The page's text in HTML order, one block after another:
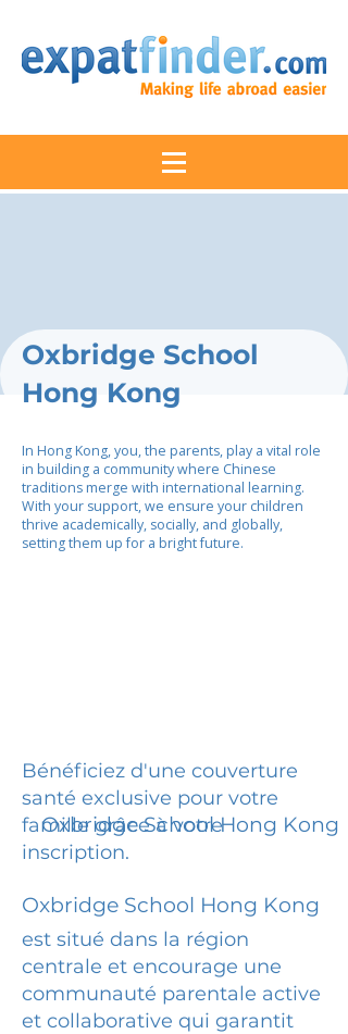
Oxbridge School
Hong Kong
In Hong Kong, you, the parents, play a vital role
in building a community where Chinese
traditions merge with international learning.
With your support, we ensure your children
thrive academically, socially, and globally,
setting them up for a bright future.
Bénéficiez d'une couverture
santé exclusive pour votre
famille grâce à votre
inscription.
Oxbridge School Hong Kong
Oxbridge School Hong Kong
est situé dans la région
centrale et encourage une
communauté parentale active
et collaborative qui garantit